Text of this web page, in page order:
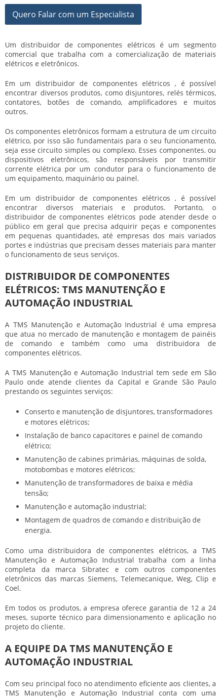
Quero Falar com um Especialista
Umdistribuidor de componentes elétricos é um segmento
comercial que trabalha com a comercialização de materiais
elétricos e eletrônicos.
Em um distribuidor de componentes elétricos , é possível
encontrar diversos produtos, como disjuntores, relés térmicos,
contatores, botões de comando, amplificadores e muitos
outros.
Os componentes eletrônicos formam a estrutura de um circuito
elétrico, por isso são fundamentais para o seu funcionamento,
seja esse circuito simples ou complexo. Esses componentes, ou
dispositivos eletrônicos, são responsáveis por transmitir
corrente elétrica por um condutor para o funcionamento de
um equipamento, maquinário ou painel.
Em um distribuidor de componentes elétricos , é possível
encontrar diversos materiais e produtos. Portanto, o
distribuidor de componentes elétricos pode atender desde o
público em geral que precisa adquirir peças e componentes
em pequenas quantidades, até empresas dos mais variados
portes e indústrias que precisam desses materiais para manter
o funcionamento de seus serviços.
DISTRIBUIDOR DE COMPONENTES
ELÉTRICOS: TMS MANUTENÇÃO E
AUTOMAÇÃO INDUSTRIAL
A TMS Manutenção e Automação Industrial é uma empresa
que atua no mercado de manutenção e montagem de painéis
de comando e também como uma distribuidora de
componentes elétricos.
A TMS Manutenção e Automação Industrial tem sede em São
Paulo onde atende clientes da Capital e Grande São Paulo
prestando os seguintes serviços:
Conserto e manutenção de disjuntores, transformadores
e motores elétricos;
Instalação de banco capacitores e painel de comando
elétrico;
Manutenção de cabines primárias, máquinas de solda,
motobombas e motores elétricos;
Manutenção de transformadores de baixa e média
tensão;
Manutenção e automação industrial;
Montagem de quadros de comando e distribuição de
energia.
Como uma distribuidora de componentes elétricos, a TMS
Manutenção e Automação Industrial trabalha com a linha
completa da marca Sibratec e com outros componentes
eletrônicos das marcas Siemens, Telemecanique, Weg, Clip e
Coel.
Em todos os produtos, a empresa oferece garantia de 12 a 24
meses, suporte técnico para dimensionamento e aplicação no
projeto do cliente.
A EQUIPE DA TMS MANUTENÇÃO E
AUTOMAÇÃO INDUSTRIAL
Com seu principal foco no atendimento eficiente aos clientes, a
TMS Manutenção e Automação Industrial conta com uma